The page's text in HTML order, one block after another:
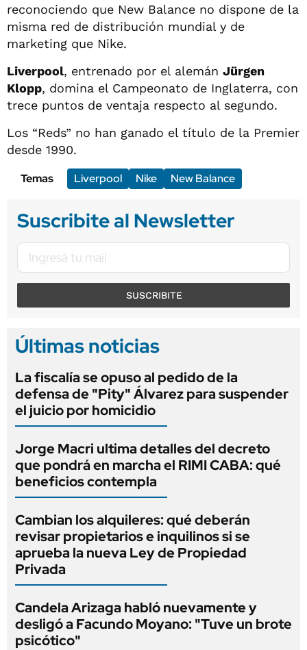
reconociendo que New Balance no dispone de la
misma red de distribución mundial y de
marketing que Nike.
Liverpool, entrenado por el alemán Jürgen
Klopp, domina el Campeonato de Inglaterra, con
trece puntos de ventaja respecto al segundo.
Los “Reds” no han ganado el título de la Premier
desde 1990.
Temas
Liverpool Nike New Balance
Suscribite al Newsletter
SUSCRIBITE
Últimas noticias
La fiscalía se opuso al pedido de la
defensa de "Pity" Álvarez para suspender
el juicio por homicidio
Jorge Macri ultima detalles del decreto
que pondrá en marcha el RIMI CABA: qué
beneficios contempla
Cambian los alquileres: qué deberán
revisar propietarios e inquilinos si se
aprueba la nueva Ley de Propiedad
Privada
Candela Arizaga habló nuevamente y
desligó a Facundo Moyano: "Tuve un brote
psicótico"